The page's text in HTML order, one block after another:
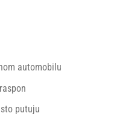
automobilu
putuju